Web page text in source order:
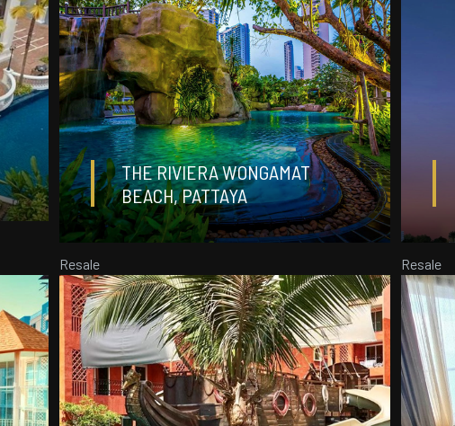
THE RIVIERA WONGAMAT
BEACH, PATTAYA
฿ 4 333 000
студия 0
ДЕТАЛИ
Resale
฿ 2 419 000 ДЕТАЛИ
Resale
฿